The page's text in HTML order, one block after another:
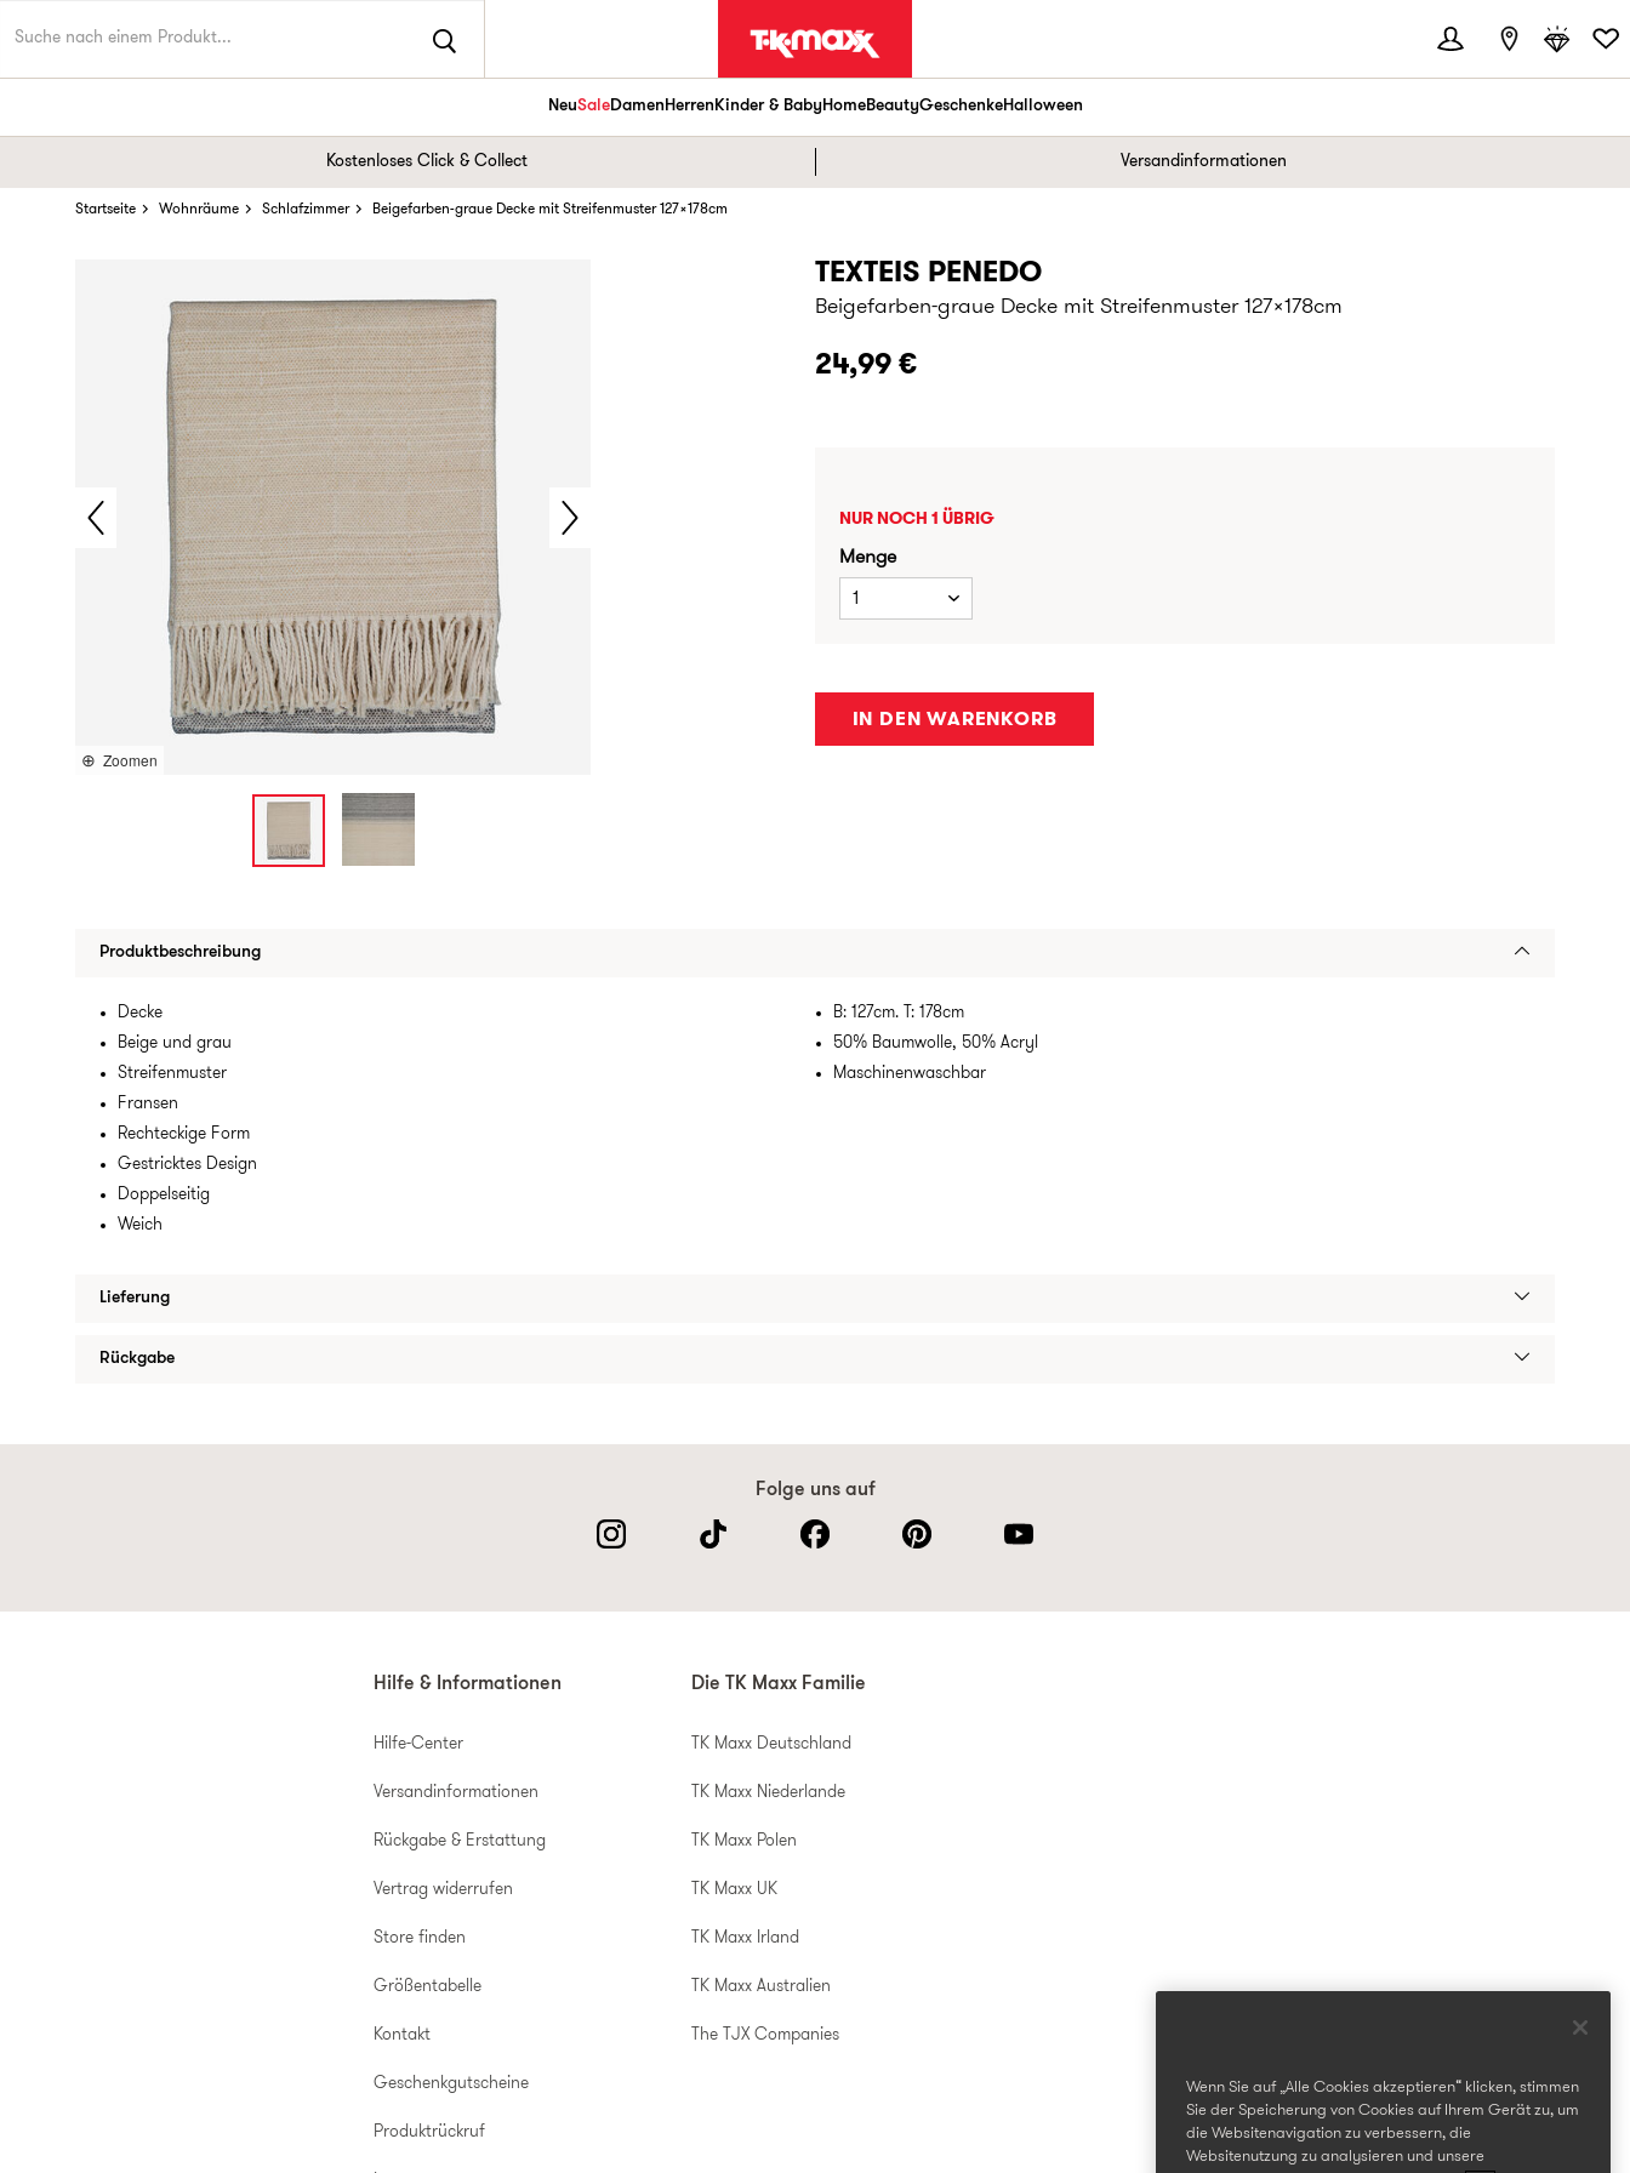
NeuSaleDamenHerrenKinder & BabyHomeBeautyGeschenkeHalloween
Kostenloses Click & Collect Versandinformationen
Startseite Wohnräume Schlafzimmer Beigefarben-graue Decke mit Streifenmuster 127x178cm
Zoomen
TEXTEIS PENEDO
Beigefarben-graue Decke mit Streifenmuster 127x178cm
24,99 €
NUR NOCH 1 ÜBRIG
Menge
1
IN DEN WARENKORB
Produktbeschreibung
Decke
Beige und grau
Streifenmuster
Fransen
Rechteckige Form
Gestricktes Design
Doppelseitig
Weich
B: 127cm. T: 178cm
50% Baumwolle, 50% Acryl
Maschinenwaschbar
Lieferung
Rückgabe
Folge uns auf
Hilfe & Informationen
Hilfe-Center
Versandinformationen
Rückgabe & Erstattung
Vertrag widerrufen
Store finden
Größentabelle
Kontakt
Geschenkgutscheine
Produktrückruf
Die TK Maxx Familie
TK Maxx Deutschland
TK Maxx Niederlande
TK Maxx Polen
TK Maxx UK
TK Maxx Irland
TK Maxx Australien
The TJX Companies
Wenn Sie auf „Alle Cookies akzeptieren“ klicken, stimmen
Sie der Speicherung von Cookies auf Ihrem Gerät zu, um
die Websitenavigation zu verbessern, die
Websitenutzung zu analysieren und unsere